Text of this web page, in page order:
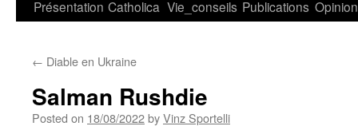
Présentation Catholica Vie_conseils Publications
← Diable en Ukraine
Salman Rushdie
Posted on 18/08/2022byVinz Sportelli